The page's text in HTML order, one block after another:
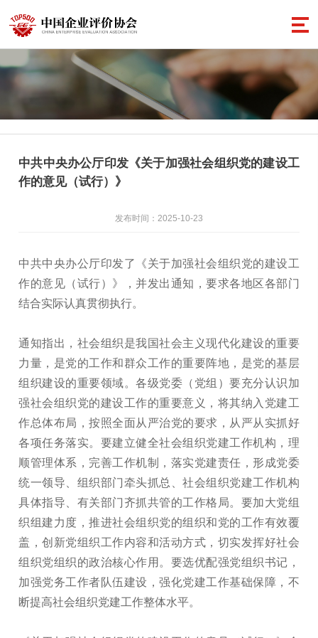
中共中央办公厅印发《关于加强社会组织党的建设工
作的意见（试行）》
发布时间：2025-10-23
中共中央办公厅印发了《关于加强社会组织党的建设工
作的意见（试行）》，并发出通知，要求各地区各部门
结合实际认真贯彻执行。
通知指出，社会组织是我国社会主义现代化建设的重要
力量，是党的工作和群众工作的重要阵地，是党的基层
组织建设的重要领域。各级党委（党组）要充分认识加
强社会组织党的建设工作的重要意义，将其纳入党建工
作总体布局，按照全面从严治党的要求，从严从实抓好
各项任务落实。要建立健全社会组织党建工作机构，理
顺管理体系，完善工作机制，落实党建责任，形成党委
统一领导、组织部门牵头抓总、社会组织党建工作机构
具体指导、有关部门齐抓共管的工作格局。要加大党组
织组建力度，推进社会组织党的组织和党的工作有效覆
盖，创新党组织工作内容和活动方式，切实发挥好社会
组织党组织的政治核心作用。要选优配强党组织书记，
加强党务工作者队伍建设，强化党建工作基础保障，不
断提高社会组织党建工作整体水平。